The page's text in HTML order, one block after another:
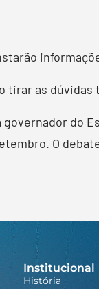
tirar as
do
O
Institucional
História